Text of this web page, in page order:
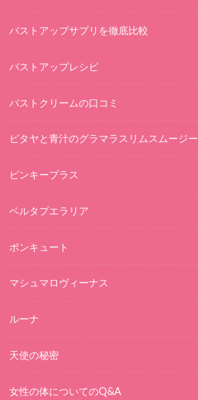
バストアップサプリを徹底比較
バストアップレシピ
バストクリームの口コミ
ピタヤと青汁のグラマラスリムスムージー
ピンキープラス
ベルタプエラリア
ボンキュート
マシュマロヴィーナス
ルーナ
天使の秘密
女性の体についてのQ&A